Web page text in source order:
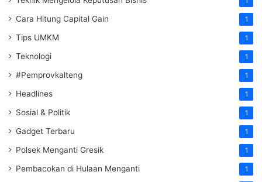
Cara Hitung Capital Gain 1
Tips UMKM 1
Teknologi 1
#Pemprovkalteng 1
Headlines 1
Sosial & Politik 1
Gadget Terbaru 1
Polsek Menganti Gresik 1
Pembacokan di Hulaan Menganti 1